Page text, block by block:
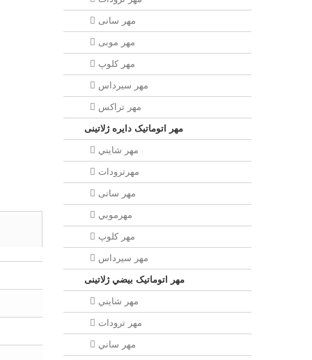
مهر سانی
مهر موبی
مهر كلوپ
مهر سيرداس
مهر تراکس
مهر اتوماتیک دايره ژلاتینی
مهر شايني
مهرترودات
مهر سانی
مهرموبي
مهر كلوپ
مهر سيرداس
مهر اتوماتیک بيضي ژلاتینی
مهر شايني
مهر ترودات
مهر ساني